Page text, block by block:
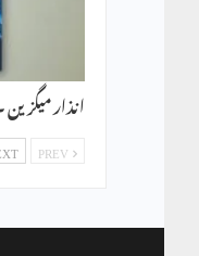
انذار میگزین